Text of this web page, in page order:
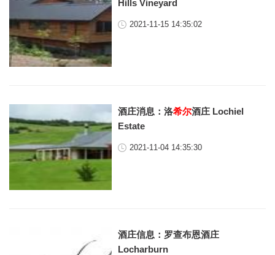
Hills Vineyard
2021-11-15 14:35:02
酒庄消息：洛希尔酒庄 Lochiel
Estate
2021-11-04 14:35:30
酒庄信息：罗查布恩酒庄
Locharburn